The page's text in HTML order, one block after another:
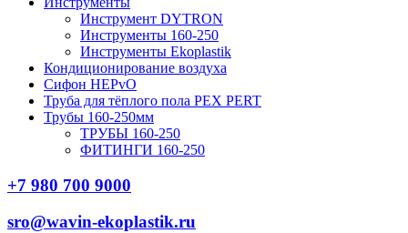
Инструмент DYTRON
Инструменты 160-250
Инструменты Ekoplastik
Кондиционирование воздуха
Сифон HEPvO
Труба для тёплого пола PEX PERT
Трубы 160-250мм
ТРУБЫ 160-250
ФИТИНГИ 160-250
+7 980 700 9000
sro@wavin-ekoplastik.ru